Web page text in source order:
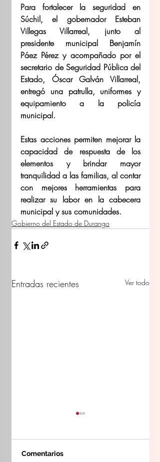
Para fortalecer la seguridad en
Súchil, el gobernador Esteban
Villegas Villarreal, junto al
presidente municipal Benjamín
Páez Pérez y acompañado por el
secretario de Seguridad Pública del
Estado, Óscar Galván Villarreal,
entregó una patrulla, uniformes y
equipamiento a la policía
municipal.
Estas acciones permiten mejorar la
capacidad de respuesta de los
elementos y brindar mayor
tranquilidad a las familias, al contar
con mejores herramientas para
realizar su labor en la cabecera
municipal y sus comunidades.
Gobierno del Estado de Durango
Entradas recientes Ver todo
Comentarios